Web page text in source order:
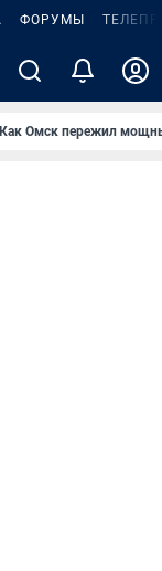
ФОРУМЫ
Как Омск пережил